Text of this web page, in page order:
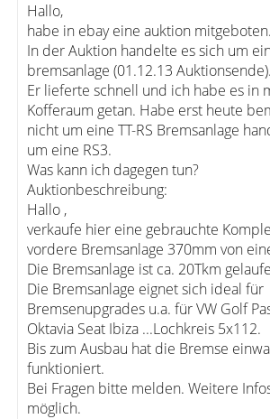
Hallo,
habe in ebay eine auktion mitgeboten.
In der Auktion handelte es sich um
bremsanlage (01.12.13 Auktionsende).
Er lieferte schnell und ich habe es in
Kofferaum getan. Habe erst heute
nicht um eine TT-RS Bremsanlage
um eine RS3.
Was kann ich dagegen tun?
Auktionbeschreibung:
Hallo ,
verkaufe hier eine gebrauchte
vordere Bremsanlage 370mm von
Die Bremsanlage ist ca. 20Tkm
Die Bremsanlage eignet sich ideal für
Bremsenupgrades u.a. für VW Golf
Oktavia Seat Ibiza ...Lochkreis 5x112.
Bis zum Ausbau hat die Bremse
funktioniert.
Bei Fragen bitte melden. Weitere
möglich.